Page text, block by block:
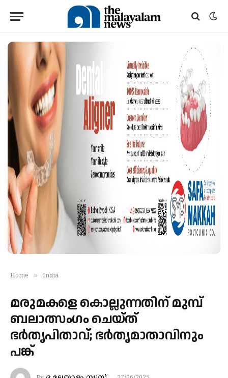
Home » India
മരുമകളെ കൊല്ലുന്നതിന് മുമ്പ്
ബലാത്സംഗം ചെയ്ത്
ഭര്‍തൃപിതാവ്; ഭര്‍തൃമാതാവിനും
പങ്ക്